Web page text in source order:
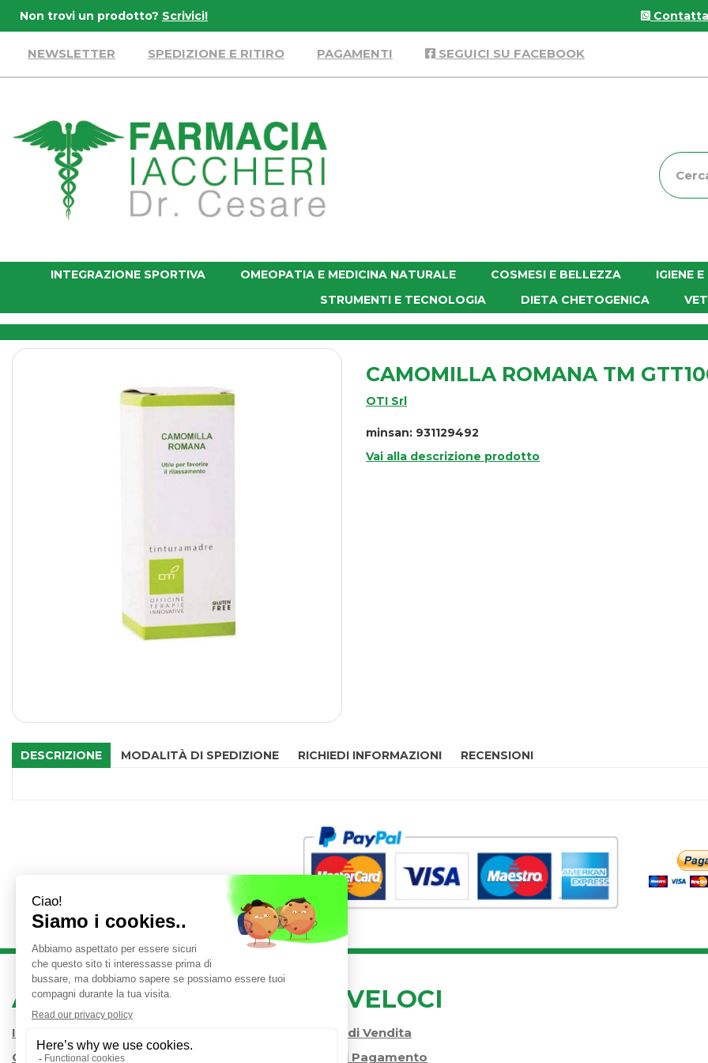
principale
Non trovi un prodotto? Scrivici!
NEWSLETTER SPEDIZIONE E RITIRO PAGAMENTI SEGUICI SU FACEBOOK
Farmacia
Iaccheri
Cerca
INTEGRAZIONE SPORTIVA OMEOPATIA E MEDICINA NATURALE COSMESI E BELLEZZA IGIENE
STRUMENTI E TECNOLOGIA
DIETA CHETOGENICA
CAMOMILLA ROMANA TM
OTI Srl
minsan: 931129492
Vai alla descrizione prodotto
DESCRIZIONE MODALITÀ DI SPEDIZIONE RICHIEDI INFORMAZIONI RECENSIONI
AREA UTENTE
Iscrizione alla Newsletter
Contatti
LINK VELOCI
Condizioni di Vendita
Modalità di Pagamento